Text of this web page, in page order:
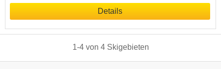
Details
1-4von 4 Skigebieten